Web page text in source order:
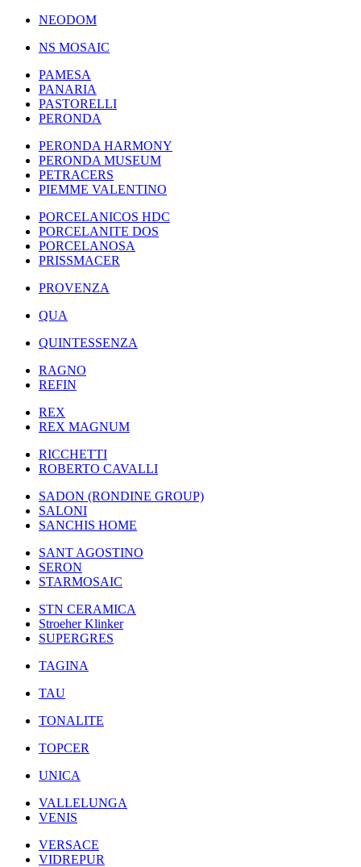
NEODOM
NS MOSAIC
PAMESA
PANARIA
PASTORELLI
PERONDA
PERONDA HARMONY
PERONDA MUSEUM
PETRACERS
PIEMME VALENTINO
PORCELANICOS HDC
PORCELANITE DOS
PORCELANOSA
PRISSMACER
PROVENZA
QUA
QUINTESSENZA
RAGNO
REFIN
REX
REX MAGNUM
RICCHETTI
ROBERTO CAVALLI
SADON (RONDINE GROUP)
SALONI
SANCHIS HOME
SANT AGOSTINO
SERON
STARMOSAIC
STN CERAMICA
Stroeher Klinker
SUPERGRES
TAGINA
TAU
TONALITE
TOPCER
UNICA
VALLELUNGA
VENIS
VERSACE
VIDREPUR